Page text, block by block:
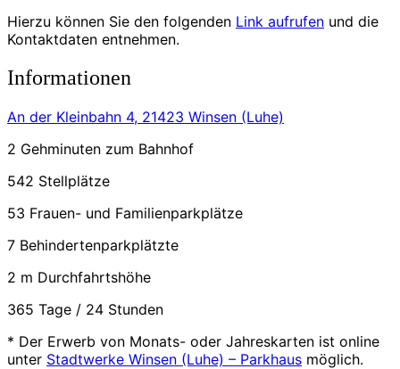
Hierzu können Sie den folgenden Link aufrufen und die
Kontaktdaten entnehmen.
Informationen
An der Kleinbahn 4, 21423 Winsen (Luhe)
2 Gehminuten zum Bahnhof
542 Stellplätze
53 Frauen- und Familienparkplätze
7 Behindertenparkplätzte
2 m Durchfahrtshöhe
365 Tage / 24 Stunden
* Der Erwerb von Monats- oder Jahreskarten ist online
unter Stadtwerke Winsen (Luhe) – Parkhaus möglich.